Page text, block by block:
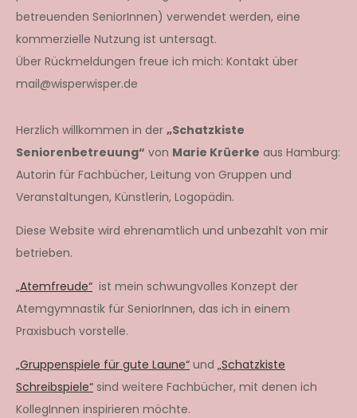
betreuenden SeniorInnen) verwendet werden, eine
kommerzielle Nutzung ist untersagt.
Über Rückmeldungen freue ich mich: Kontakt über
mail@wisperwisper.de
Herzlich willkommen in der „Schatzkiste
Seniorenbetreuung“ von Marie Krüerke aus Hamburg:
Autorin für Fachbücher, Leitung von Gruppen und
Veranstaltungen, Künstlerin, Logopädin.
Diese Website wird ehrenamtlich und unbezahlt von mir
betrieben.
„Atemfreude“ ist mein schwungvolles Konzept der
Atemgymnastik für SeniorInnen, das ich in einem
Praxisbuch vorstelle.
„Gruppenspiele für gute Laune“ und „Schatzkiste
Schreibspiele“ sind weitere Fachbücher, mit denen ich
KollegInnen inspirieren möchte.